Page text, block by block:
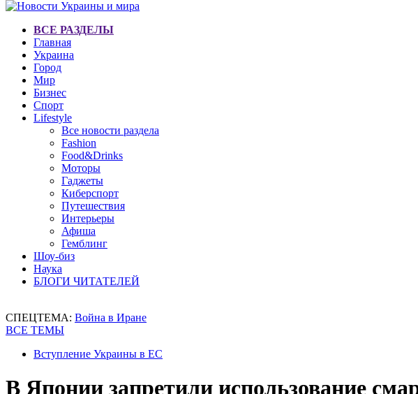
ВСЕ РАЗДЕЛЫ
Главная
Украина
Город
Мир
Бизнес
Спорт
Lifestyle
Все новости раздела
Fashion
Food&Drinks
Моторы
Гаджеты
Киберспорт
Путешествия
Интерьеры
Афиша
Гемблинг
Шоу-биз
Наука
БЛОГИ ЧИТАТЕЛЕЙ
СПЕЦТЕМА: Война в Иране
ВСЕ ТЕМЫ
Вступление Украины в ЕС
В Японии запретили использование